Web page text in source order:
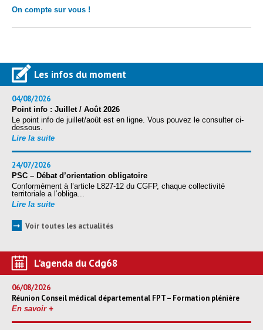
On compte sur vous !
Les infos du moment
04/08/2026
Point info : Juillet / Août 2026
Le point info de juillet/août est en ligne. Vous pouvez le consulter ci-
dessous.
Lire la suite
24/07/2026
PSC – Débat d’orientation obligatoire
Conformément à l’article L827-12 du CGFP, chaque collectivité
territoriale a l’obliga...
Lire la suite
➞ Voir toutes les actualités
L'agenda du Cdg68
06/08/2026
Réunion Conseil médical départemental FPT – Formation plénière
En savoir +